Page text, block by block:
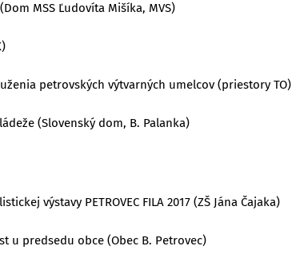
MSS Ľudovíta Mišíka, MVS)
petrovských výtvarných umelcov (priestory TO)
(Slovenský dom, B. Palanka)
výstavy PETROVEC FILA 2017 (ZŠ Jána Čajaka)
u predsedu obce (Obec B. Petrovec)